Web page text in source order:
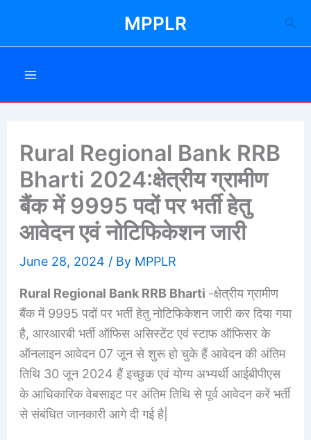
content
MPPLR
Rural Regional Bank RRB
Bharti 2024:क्षेत्रीय ग्रामीण
बैंक में 9995 पदों पर भर्ती हेतु
आवेदन एवं नोटिफिकेशन जारी
June 28, 2024 / By MPPLR
Rural Regional Bank RRB Bharti -क्षेत्रीय ग्रामीण
बैंक में 9995 पदों पर भर्ती हेतु नोटिफिकेशन जारी कर दिया गया
है, आरआरबी भर्ती ऑफिस असिस्टेंट एवं स्टाफ ऑफिसर के
ऑनलाइन आवेदन 07 जून से शुरू हो चुके हैं आवेदन की अंतिम
तिथि 30 जून 2024 हैं इच्छुक एवं योग्य अभ्यर्थी आईबीपीएस
के आधिकारिक वेबसाइट पर अंतिम तिथि से पूर्व आवेदन करें भर्ती
से संबंधित जानकारी आगे दी गई है|